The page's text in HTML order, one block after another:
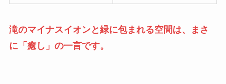
滝のマイナスイオンと緑に包まれる空間は、まさ
に「癒し」の一言です。